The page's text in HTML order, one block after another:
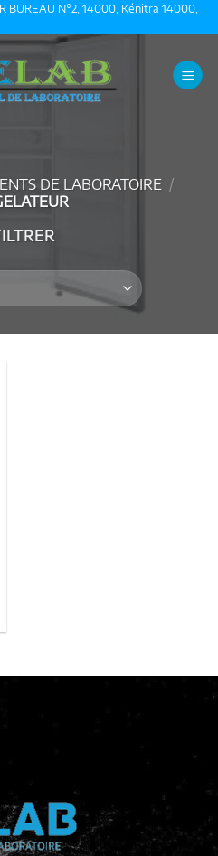
BUREAU N°2, 14000, Kénitra 14000,
DE LABORATOIRE /